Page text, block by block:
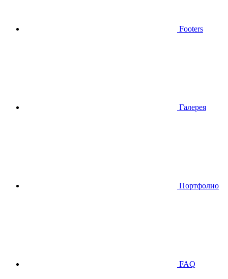
Footers
Галерея
Портфолио
FAQ